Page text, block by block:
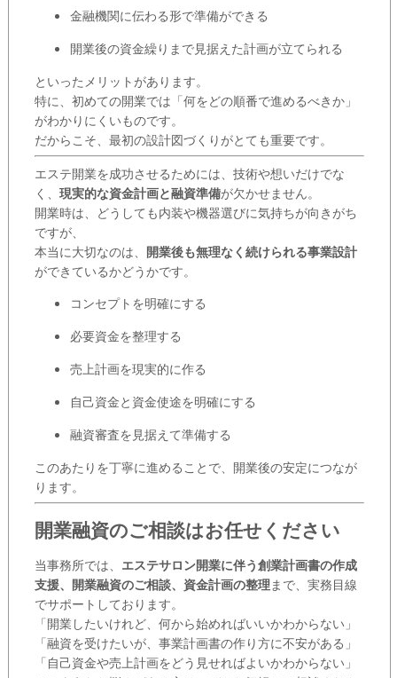
金融機関に伝わる形で準備ができる
開業後の資金繰りまで見据えた計画が立てられる
といったメリットがあります。
特に、初めての開業では「何をどの順番で進めるべきか」
がわかりにくいものです。
だからこそ、最初の設計図づくりがとても重要です。
エステ開業を成功させるためには、技術や想いだけでな
く、 現実的な資金計画と融資準備が欠かせません。
開業時は、どうしても内装や機器選びに気持ちが向きがち
ですが、
本当に大切なのは、 開業後も無理なく続けられる事業設計
ができているかどうかです。
コンセプトを明確にする
必要資金を整理する
売上計画を現実的に作る
自己資金と資金使途を明確にする
融資審査を見据えて準備する
このあたりを丁寧に進めることで、開業後の安定につなが
ります。
開業融資のご相談はお任せください
当事務所では、 エステサロン開業に伴う創業計画書の作成
支援、開業融資のご相談、資金計画の整理まで、実務目線
でサポートしております。
「開業したいけれど、何から始めればいいかわからない」
「融資を受けたいが、事業計画書の作り方に不安がある」
「自己資金や売上計画をどう見せればよいかわからない」